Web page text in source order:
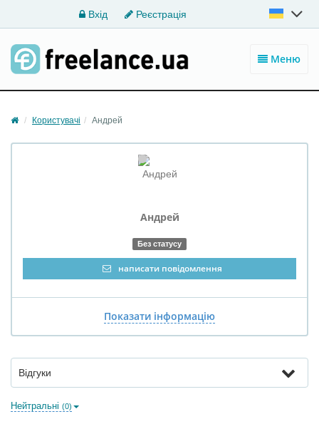
Вхід Реєстрація
Меню
Користувачі Андрей
Андрей
Без статусу
написати повідомлення
Показати інформацію
Відгуки
Нейтральні (0)